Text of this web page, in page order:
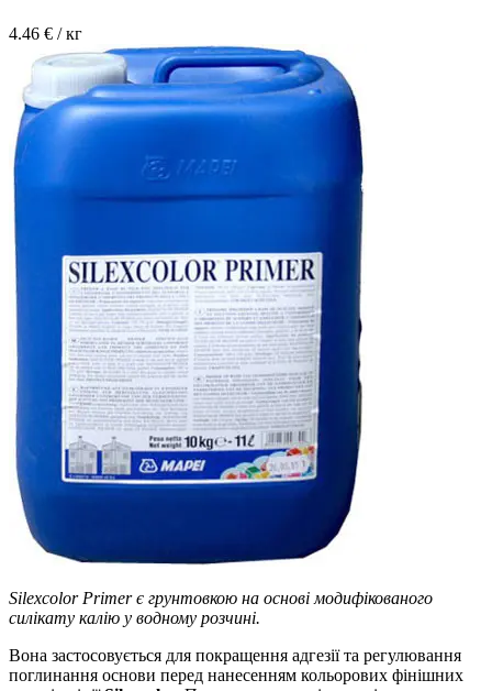
4.46 € / кг
Silexcolor Primer є грунтовкою на основі модифікованого
силікату калію у водному розчині.
Вона застосовується для покращення адгезії та регулювання
поглинання основи перед нанесенням кольорових фінішних